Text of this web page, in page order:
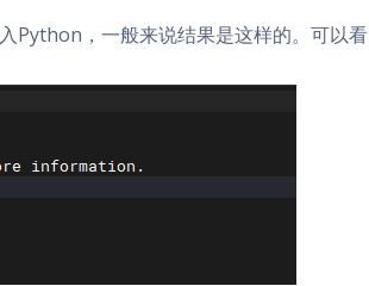
Python，一般来说结果是这样的。可以看